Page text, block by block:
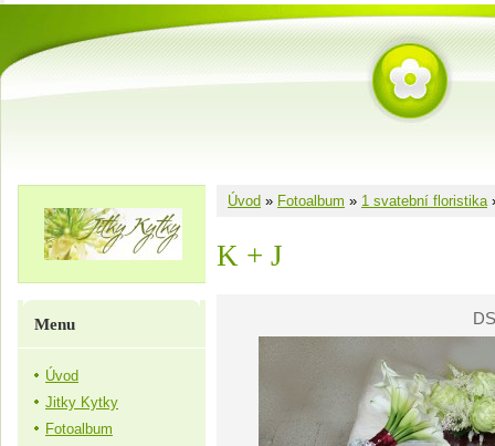
Úvod » Fotoalbum » 1 svatební floristika
K + J
Menu
Úvod
Jitky Kytky
Fotoalbum